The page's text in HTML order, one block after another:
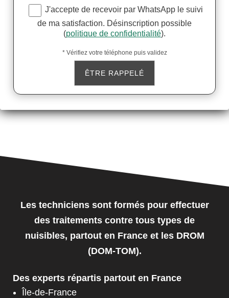
J'accepte de recevoir par WhatsApp le suivi
de ma satisfaction. Désinscription possible
(politique de confidentialité).
* Vérifiez votre téléphone puis validez
Les techniciens sont formés pour effectuer
des traitements contre tous types de
nuisibles, partout en France et les DROM
(DOM-TOM).
Des experts répartis partout en France
Île-de-France